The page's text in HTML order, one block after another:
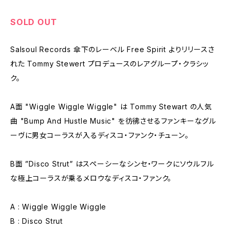
SOLD OUT
Salsoul Records 傘下のレーベル Free Spirit よりリリースさ
れた Tommy Stewert プロデュースのレアグループ・クラシッ
ク。
A面 "Wiggle Wiggle Wiggle" は Tommy Stewart の人気
曲 "Bump And Hustle Music" を彷彿させるファンキーなグル
ーヴに男女コーラスが入るディスコ・ファンク・チューン。
B面 ”Disco Strut” はスペーシーなシンセ・ワークにソウルフル
な極上コーラスが乗るメロウなディスコ・ファンク。
A : Wiggle Wiggle Wiggle
B : Disco Strut